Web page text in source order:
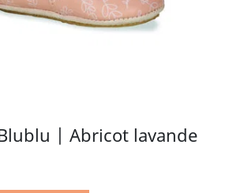
| Abricot lavande